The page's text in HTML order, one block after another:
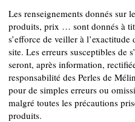
Les renseignements donnés sur
produits, prix … sont donnés à
s’efforce de veiller à
site. Les erreurs susceptibles de
seront, après information,
responsabilité des Perles de
pour de simples erreurs ou
malgré toutes les précautions
produits.